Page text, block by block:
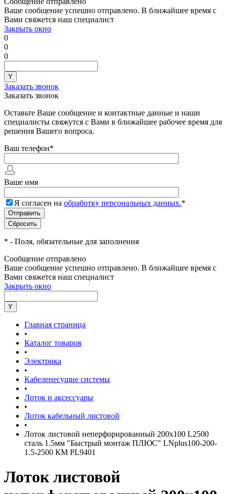
Ваше сообщение успешно отправлено. В ближайшее время с
Вами свяжется наш специалист
Закрыть окно
0
0
0
Заказать звонок
Заказать звонок
Оставьте Ваше сообщение и контактные данные и наши
специалисты свяжутся с Вами в ближайшее рабочее время для
решения Вашего вопроса.
Ваш телефон*
Ваше имя
Я согласен на обработку персональных данных.*
* - Поля, обязательные для заполнения
Сообщение отправлено
Ваше сообщение успешно отправлено. В ближайшее время с
Вами свяжется наш специалист
Закрыть окно
Главная страница
•
Каталог товаров
•
Электрика
•
Кабеленесущие системы
•
Лоток и аксессуары
•
Лоток кабельный листовой
•
Лоток листовой неперфорированный 200х100 L2500
сталь 1.5мм "Быстрый монтаж ПЛЮС" LNplus100-200-
1.5-2500 КМ PL9401
Лоток листовой